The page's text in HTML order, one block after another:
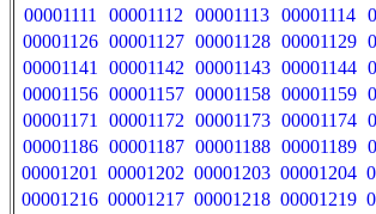
00001111
00001112 00001113 00001114
00001126 00001127 00001128 00001129
00001141
00001142 00001143 00001144
00001156 00001157 00001158 00001159
00001171
00001172 00001173 00001174
00001186 00001187 00001188 00001189
00001201
00001202 00001203 00001204
00001216 00001217 00001218 00001219